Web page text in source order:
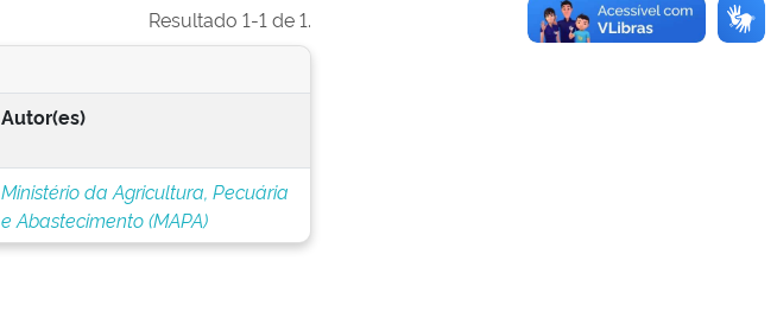
Resultado 1-1 de 1.
Autor(es)
Ministério da Agricultura, Pecuária
e Abastecimento (MAPA)